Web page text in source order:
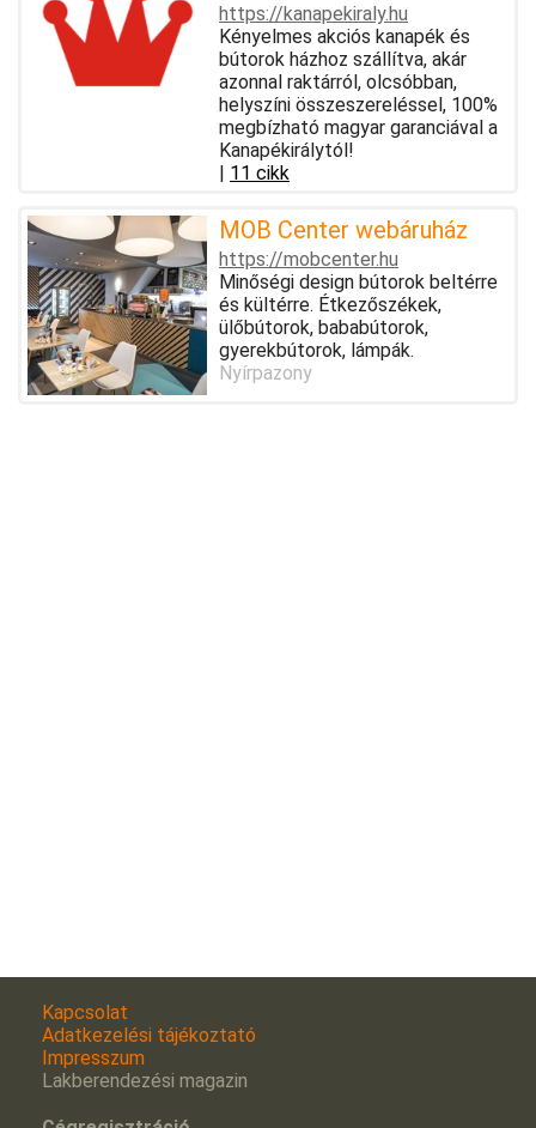
https://kanapekiraly.hu
Kényelmes akciós kanapék és
bútorok házhoz szállítva, akár
azonnal raktárról, olcsóbban,
helyszíni összeszereléssel, 100%
megbízható magyar garanciával a
Kanapékirálytól!
| 11 cikk
MOB Center webáruház
https://mobcenter.hu
Minőségi design bútorok beltérre
és kültérre. Étkezőszékek,
ülőbútorok, bababútorok,
gyerekbútorok, lámpák.
Nyírpazony
Kapcsolat
Adatkezelési tájékoztató
Impresszum
Lakberendezési magazin